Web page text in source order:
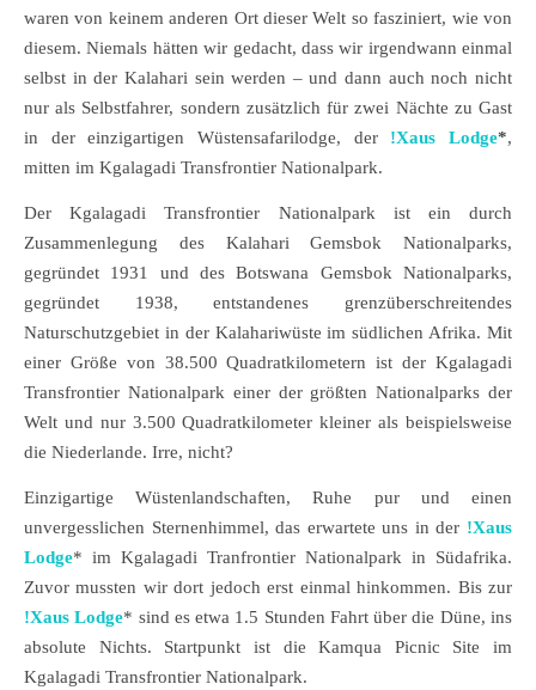
waren von keinem anderen Ort dieser Welt so fasziniert, wie von
diesem. Niemals hätten wir gedacht, dass wir irgendwann einmal
selbst in der Kalahari sein werden – und dann auch noch nicht
nur als Selbstfahrer, sondern zusätzlich für zwei Nächte zu Gast
in der einzigartigen Wüstensafarilodge, der !Xaus Lodge*,
mitten im Kgalagadi Transfrontier Nationalpark.
Der Kgalagadi Transfrontier Nationalpark ist ein durch
Zusammenlegung des Kalahari Gemsbok Nationalparks,
gegründet 1931 und des Botswana Gemsbok Nationalparks,
gegründet 1938, entstandenes grenzüberschreitendes
Naturschutzgebiet in der Kalahariwüste im südlichen Afrika. Mit
einer Größe von 38.500 Quadratkilometern ist der Kgalagadi
Transfrontier Nationalpark einer der größten Nationalparks der
Welt und nur 3.500 Quadratkilometer kleiner als beispielsweise
die Niederlande. Irre, nicht?
Einzigartige Wüstenlandschaften, Ruhe pur und einen
unvergesslichen Sternenhimmel, das erwartete uns in der !Xaus
Lodge* im Kgalagadi Tranfrontier Nationalpark in Südafrika.
Zuvor mussten wir dort jedoch erst einmal hinkommen. Bis zur
!Xaus Lodge* sind es etwa 1.5 Stunden Fahrt über die Düne, ins
absolute Nichts. Startpunkt ist die Kamqua Picnic Site im
Kgalagadi Transfrontier Nationalpark.